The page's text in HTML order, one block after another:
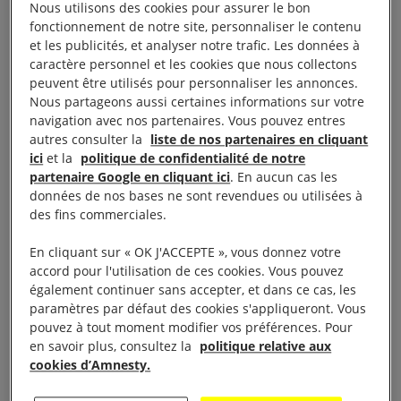
déplorons cependant l’absence de publication
d’une liste des entreprises soumises à la loi. Si la
nécessité d’une extension du devoir de vigilance
aux niveaux européen et international est
soulignée, son ambition doit être précisée pour que
cette obligation de vigilance devienne un réel
instrument au service de la protection des droits
fondamentaux dans le contexte de la
mondialisation.
Le rapport du Conseil général de l’économie était
attendu de longue date. Nos organisations se
félicitent de sa publication, tant le suivi de la loi sur
le devoir de vigilance par la puissance publique est
nécessaire pour garantir son effectivité.
Nous utilisons des cookies pour assurer le bon
fonctionnement de notre site, personnaliser le contenu
et les publicités, et analyser notre trafic. Les données à
caractère personnel et les cookies que nous collectons
peuvent être utilisés pour personnaliser les annonces.
Nous partageons aussi certaines informations sur votre
navigation avec nos partenaires. Vous pouvez entres
autres consulter la liste de nos partenaires en cliquant
ici et la politique de confidentialité de notre
partenaire Google en cliquant ici. En aucun cas les
données de nos bases ne sont revendues ou utilisées à
des fins commerciales.
En cliquant sur « OK J'ACCEPTE », vous donnez votre
accord pour l'utilisation de ces cookies. Vous pouvez
également continuer sans accepter, et dans ce cas, les
paramètres par défaut des cookies s'appliqueront. Vous
pouvez à tout moment modifier vos préférences. Pour
en savoir plus, consultez la politique relative aux
cookies d’Amnesty.